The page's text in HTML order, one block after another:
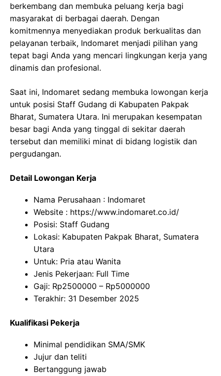
berkembang dan membuka peluang kerja bagi
masyarakat di berbagai daerah. Dengan
komitmennya menyediakan produk berkualitas dan
pelayanan terbaik, Indomaret menjadi pilihan yang
tepat bagi Anda yang mencari lingkungan kerja yang
dinamis dan profesional.
Saat ini, Indomaret sedang membuka lowongan kerja
untuk posisi Staff Gudang di Kabupaten Pakpak
Bharat, Sumatera Utara. Ini merupakan kesempatan
besar bagi Anda yang tinggal di sekitar daerah
tersebut dan memiliki minat di bidang logistik dan
pergudangan.
Detail Lowongan Kerja
Nama Perusahaan : Indomaret
Website : https://www.indomaret.co.id/
Posisi: Staff Gudang
Lokasi: Kabupaten Pakpak Bharat, Sumatera
Utara
Untuk: Pria atau Wanita
Jenis Pekerjaan: Full Time
Gaji: Rp2500000 – Rp5000000
Terakhir: 31 Desember 2025
Kualifikasi Pekerja
Minimal pendidikan SMA/SMK
Jujur dan teliti
Bertanggung jawab